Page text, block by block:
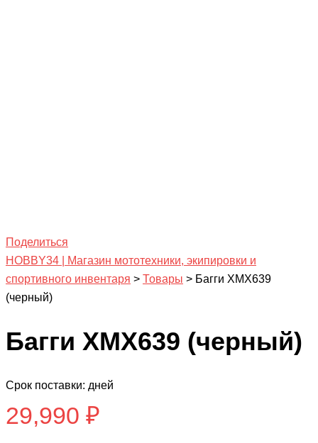
Поделиться
HOBBY34 | Магазин мототехники, экипировки и
спортивного инвентаря > Товары > Багги ХМХ639
(черный)
Багги ХМХ639 (черный)
Срок поставки: дней
29,990 ₽